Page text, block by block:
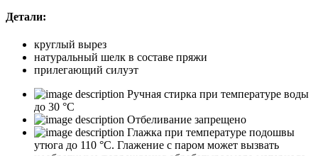
Детали:
круглый вырез
натуральный шелк в составе пряжи
прилегающий силуэт
Ручная стирка при температуре воды
до 30 °C
Отбеливание запрещено
Глажка при температуре подошвы
утюга до 110 °C. Глажение с паром может вызвать